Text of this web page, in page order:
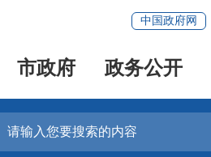
中国政府网
市政府 政务公开